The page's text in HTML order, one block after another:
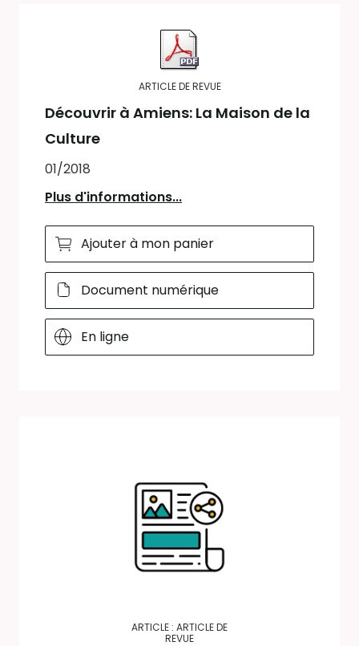
ARTICLE DE REVUE
Découvrir à Amiens: La Maison de la
Culture
01/2018
Plus d'informations...
Ajouter à mon panier
Document numérique
En ligne
ARTICLE : ARTICLE DE
REVUE